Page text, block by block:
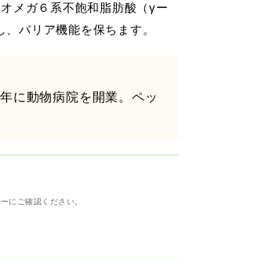
メガ６系不飽和脂肪酸（γー
バリア機能を保ちます。
に動物病院を開業。ペッ
にご確認ください。